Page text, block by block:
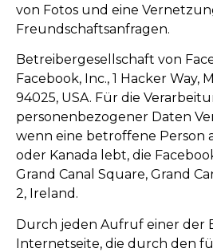
von Fotos und eine
Freundschaftsanfragen.
Betreibergesellschaft von
Facebook, Inc., 1 Hacker Way,
94025, USA. Für die
personenbezogener Daten
wenn eine betroffene Person
oder Kanada lebt, die
Grand Canal Square, Grand
2, Ireland.
Durch jeden Aufruf einer der
Internetseite, die durch den